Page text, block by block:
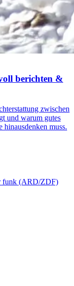
berichten &
zwischen
und warum gutes
muss.
funk (ARD/ZDF)